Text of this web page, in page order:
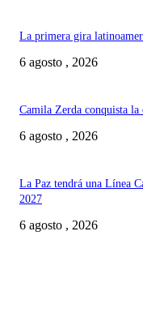
La primera gira
6 agosto , 2026
Camila Zerda conquista
6 agosto , 2026
La Paz tendrá una Línea
2027
6 agosto , 2026